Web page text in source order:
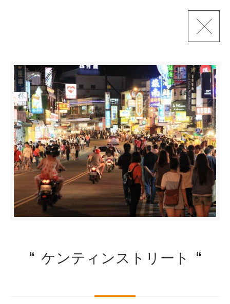
“ ケンティンストリート “